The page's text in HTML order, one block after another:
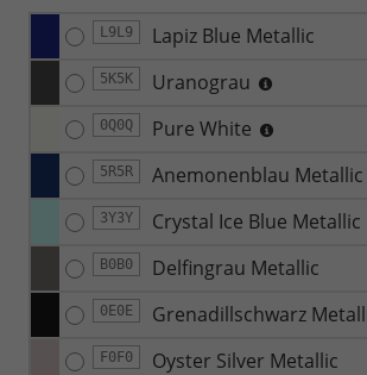
L9L9 Lapiz Blue Metallic
5K5K Uranograu
0Q0Q Pure White
5R5R Anemonenblau Metallic
3Y3Y Crystal Ice Blue Metallic
B0B0 Delfingrau Metallic
0E0E Grenadillschwarz
F0F0 Oyster Silver Metallic